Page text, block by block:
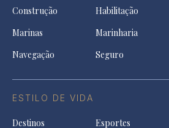
Construção Habilitação
Marinas
Marinharia
Navegação
Seguro
ESTILO DE VIDA
Destinos Esportes